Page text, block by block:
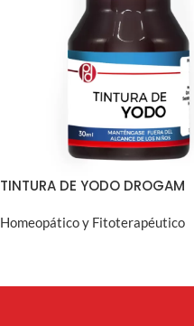
TINTURA DE YODO DROGAM
Homeopático y Fitoterapéutico